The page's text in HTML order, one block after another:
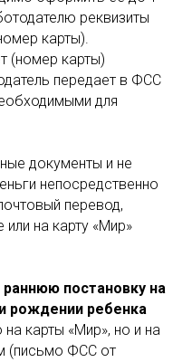
реквизиты
карты).
(номер карты)
передает в ФСС
для
документы и не
непосредственно
перевод,
или на карту «Мир»
раннюю постановку на
рождении ребенка
карты «Мир», но и на
(письмо ФСС от